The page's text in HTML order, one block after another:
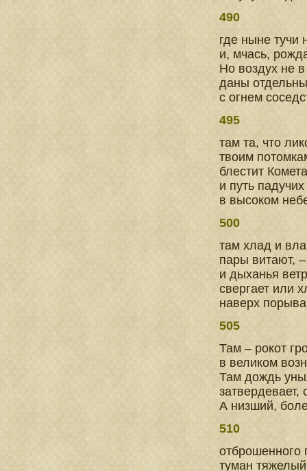
490
где ныне тучи
и, мчась,
Но воздух не
даны
с огнем
495
там та, что
твоим
блестит
и путь
в высоком
500
там хлад и
пары витают,
и дыханья
свергает или
наверх
505
Там – рокот
в великом
Там дождь
затвердевает,
А низший,
510
туман